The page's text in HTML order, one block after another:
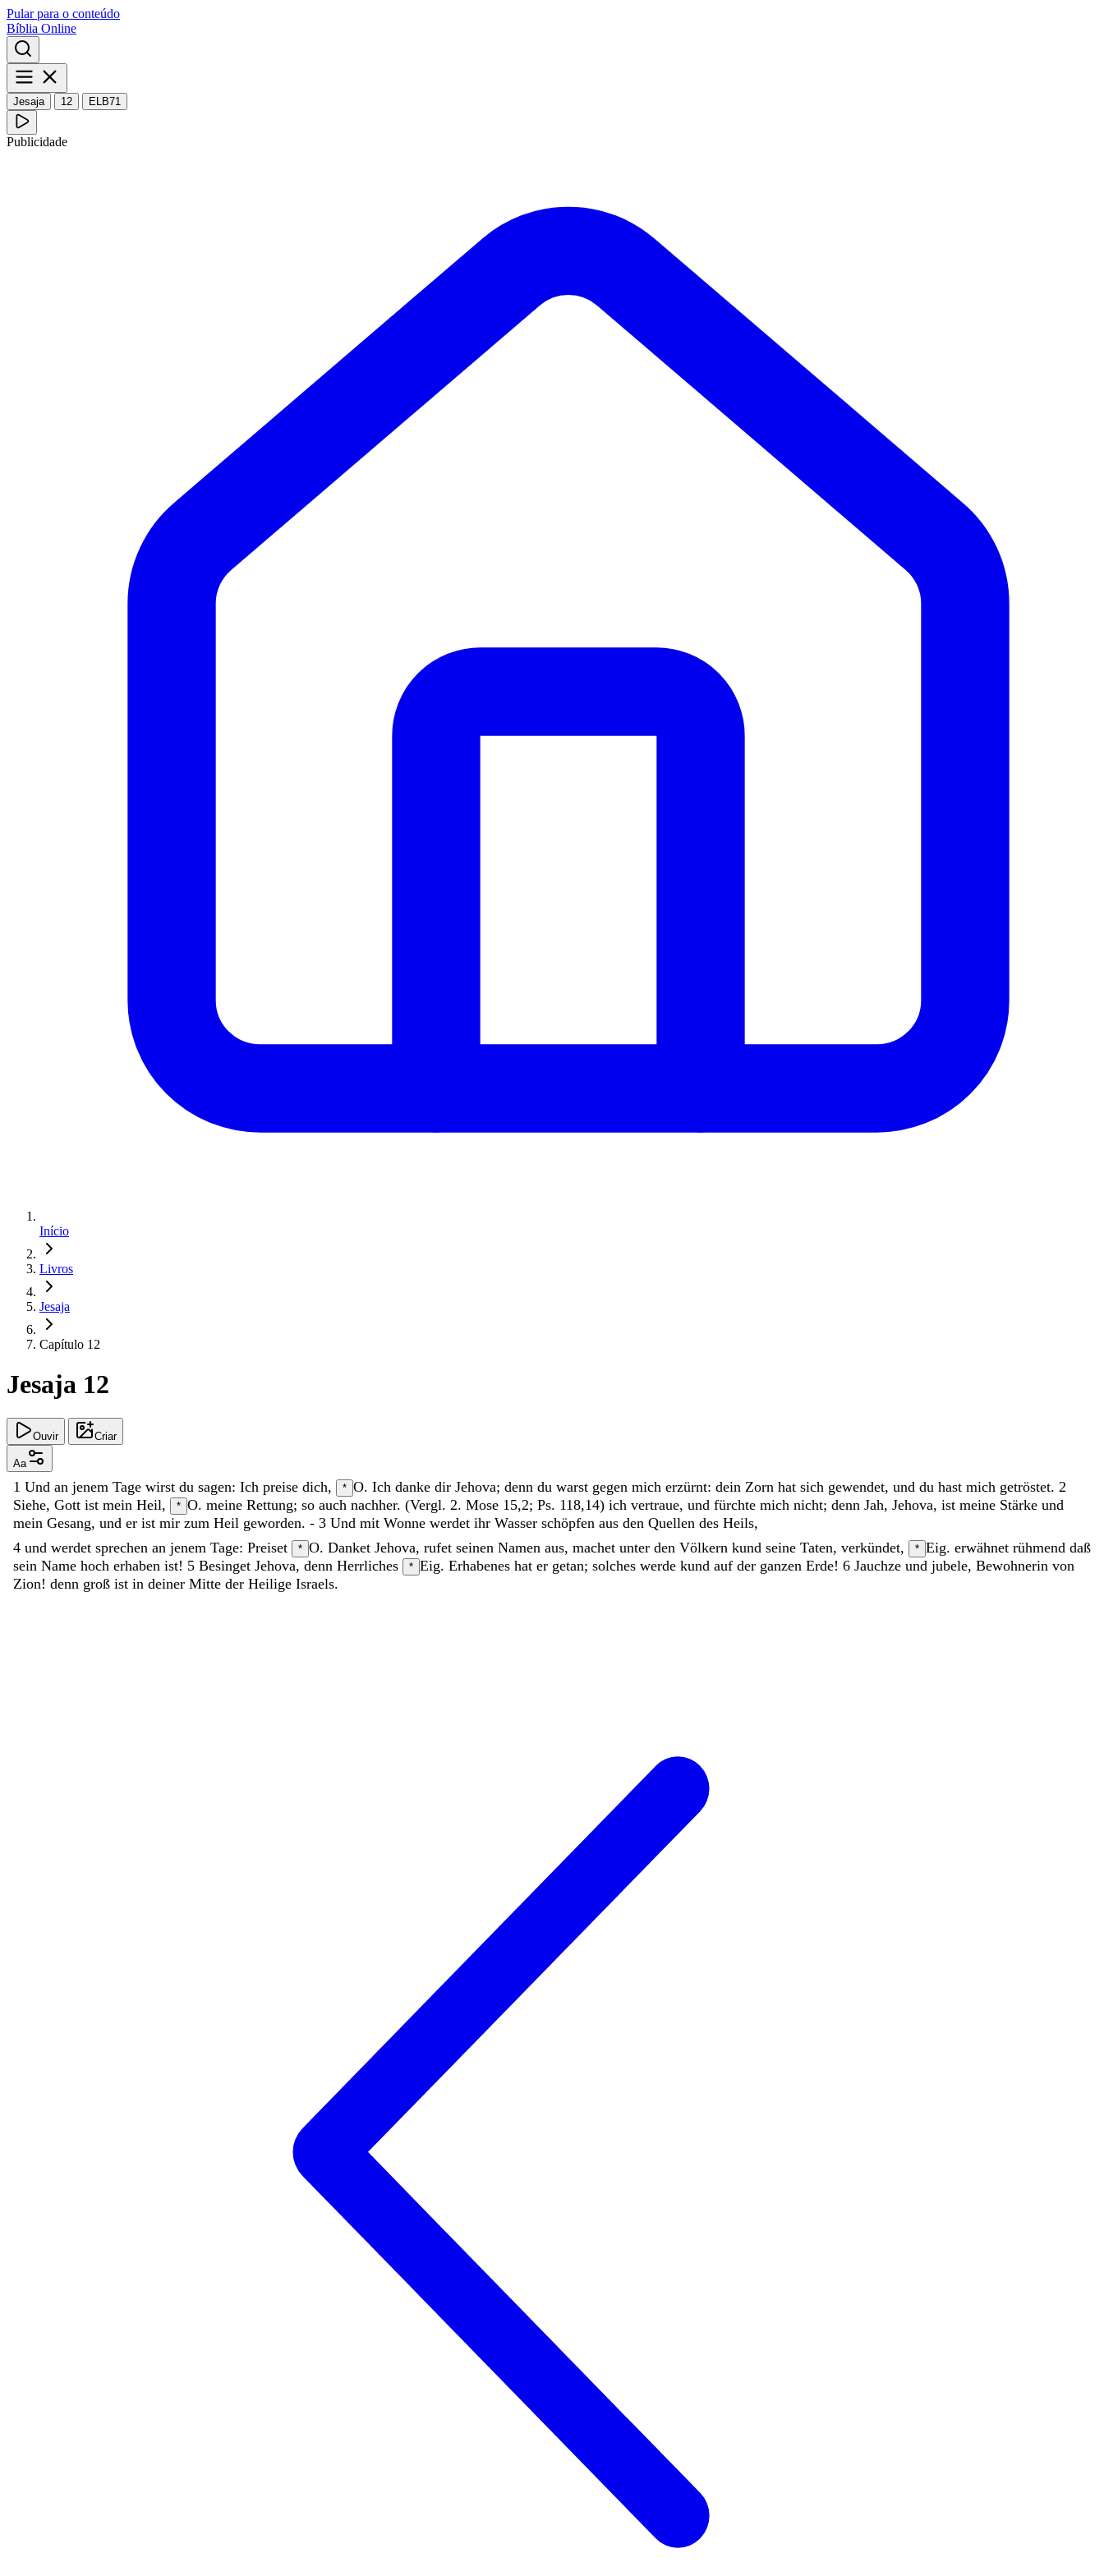
Pular para o conteúdo
Bíblia Online
Jesaja 12 ELB71
Publicidade
Início
Livros
Jesaja
Capítulo 12
Jesaja 12
Ouvir Criar
Aa
1 Und an jenem Tage wirst du sagen: Ich preise dich, * O. Ich danke dir Jehova; denn du warst gegen mich erzürnt: dein Zorn hat sich gewendet, und du hast mich getröstet. 2
Siehe, Gott ist mein Heil, * O. meine Rettung; so auch nachher. (Vergl. 2. Mose 15,2; Ps. 118,14) ich vertraue, und fürchte mich nicht; denn Jah, Jehova, ist meine Stärke und
mein Gesang, und er ist mir zum Heil geworden. - 3 Und mit Wonne werdet ihr Wasser schöpfen aus den Quellen des Heils,
4 und werdet sprechen an jenem Tage: Preiset * O. Danket Jehova, rufet seinen Namen aus, machet unter den Völkern kund seine Taten, verkündet, * Eig. erwähnet rühmend daß
sein Name hoch erhaben ist! 5 Besinget Jehova, denn Herrliches * Eig. Erhabenes hat er getan; solches werde kund auf der ganzen Erde! 6 Jauchze und jubele, Bewohnerin von
Zion! denn groß ist in deiner Mitte der Heilige Israels.